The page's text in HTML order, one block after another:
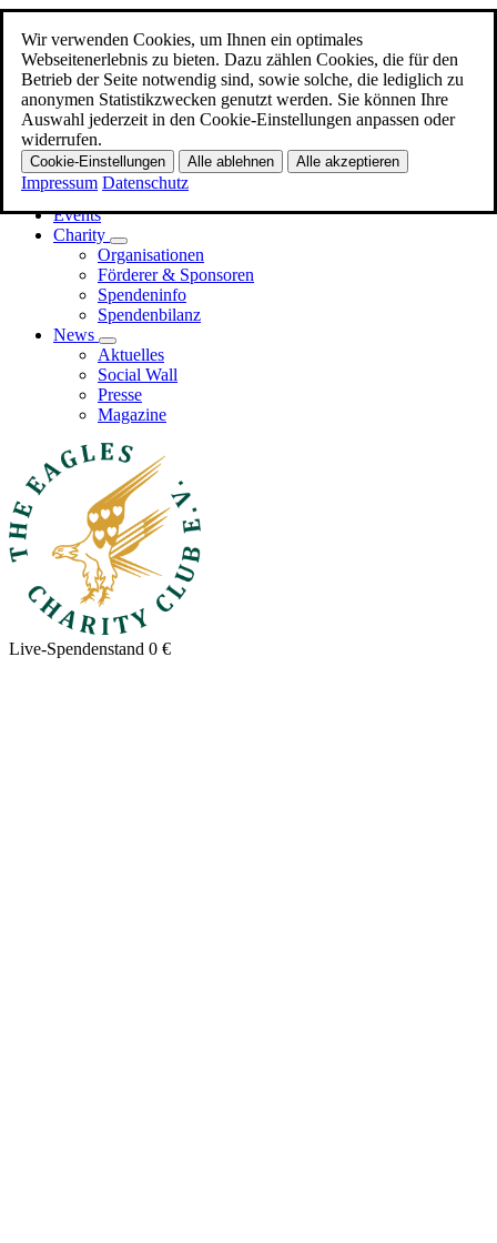
Wir verwenden Cookies, um Ihnen ein optimales
Webseitenerlebnis zu bieten. Dazu zählen Cookies, die für den
Betrieb der Seite notwendig sind, sowie solche, die lediglich zu
anonymen Statistikzwecken genutzt werden. Sie können Ihre
Auswahl jederzeit in den Cookie-Einstellungen anpassen oder
widerrufen.
Cookie-Einstellungen Alle ablehnen Alle akzeptieren
Impressum Datenschutz
Zum Hauptinhalt
Menü
Home
Promi-EAGLES
Business-EAGLES
Events
Charity
Organisationen
Förderer & Sponsoren
Spendeninfo
Spendenbilanz
News
Aktuelles
Social Wall
Presse
Magazine
Live-Spendenstand 0 €